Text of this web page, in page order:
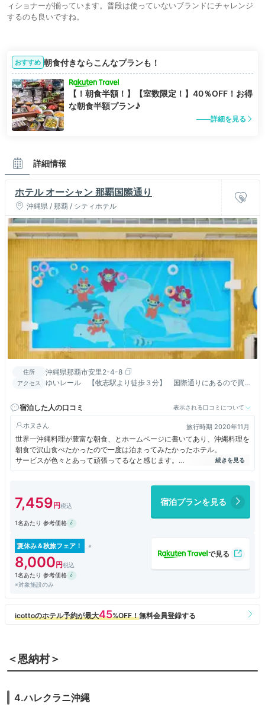
ィショナーが揃っています。普段は使っていないブランドにチャレンジ
するのも良いですね。
おすすめ 朝食付きならこんなプランも！
【！朝食半額！】【室数限定！】40％OFF！お得
な朝食半額プラン♪
詳細を見る
詳細情報
ホテル オーシャン 那覇国際通り
沖縄県 / 那覇 / シティホテル
住所 沖縄県那覇市安里2-4-8
アクセス
ゆいレール 【牧志駅より徒歩３分】 国際通りにあるので買い
宿泊した人の口コミ
表示される口コミについて
ホヌ 旅行時期 2020年11月
世界一沖縄料理が豊富な朝食、とホームページに書いてあり、沖縄料理を
朝食で沢山食べたかったので一度は泊まってみたかったホテル。
サービスが色々とあって頑張ってるなと感じます。
立地はちょっとメインから外れています。
7,459 宿泊プランを見る
1名あたり 参考価格
夏休み＆秋旅フェア！
8,000
1名あたり 参考価格
※対象施設のみ
＜恩納村＞
4.ハレクラニ沖縄